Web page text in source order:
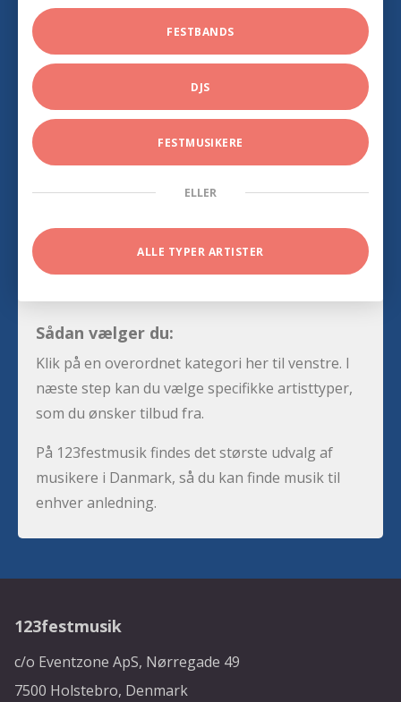
FESTBANDS
DJS
FESTMUSIKERE
ELLER
ALLE TYPER ARTISTER
Sådan vælger du:
Klik på en overordnet kategori her til venstre. I
næste step kan du vælge specifikke artisttyper,
som du ønsker tilbud fra.
På 123festmusik findes det største udvalg af
musikere i Danmark, så du kan finde musik til
enhver anledning.
123festmusik
c/o Eventzone ApS, Nørregade 49
7500 Holstebro, Denmark